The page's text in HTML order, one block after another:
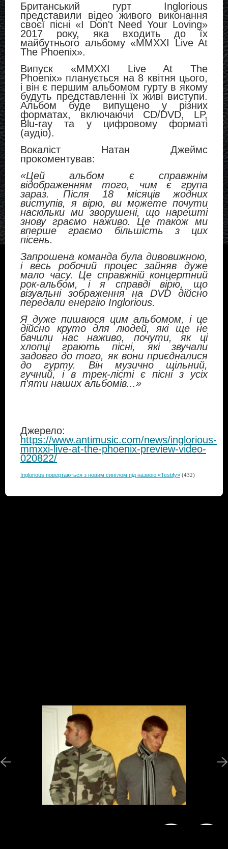
Британський гурт Inglorious
представили відео живого виконання
своєї пісні «I Don't Need Your Loving»
2017 року, яка входить до їх
майбутнього альбому «MMXXI Live At
The Phoenix».
Випуск «MMXXI Live At The
Phoenix» планується на 8 квітня цього,
і вінє першим альбомом гурту в якому
будуть представленні їх живі виступи.
Альбом буде випущено у різних
форматах, включаючи CD/DVD, LP,
Blu-ray та у цифровому форматі
(аудіо).
Вокаліст Натан Джеймс
прокоментував:
«Цей альбом є справжнім
відображенням того, чим є група
зараз. Після 18 місяців жодних
виступів, я вірю, ви можете почути
наскільки ми зворушені, що нарешті
знову граємо наживо. Це також ми
вперше граємо більшість з цих
пісень.
Запрошена команда була дивовижною,
і весь робочий процес зайняв дуже
мало часу. Це справжній концертний
рок-альбом, і я справді вірю, що
візуальні зображення на DVD дійсно
передали енергію Inglorious.
Я дуже пишаюся цим альбомом, і це
дійсно круто для людей, які ще не
бачили нас наживо, почути, як ці
хлопці грають пісні, які звучали
задовго до того, як вони приєдналися
до гурту. Він музично щільний,
гучний, і в трек-лісті є пісні з усіх
п'яти наших альбомів...»
Джерело:
https://www.antimusic.com/news/inglorious-
mmxxi-live-at-the-phoenix-preview-video-
020822/
Inglorious повертаються з новим синглом під назвою «Testify» (432)